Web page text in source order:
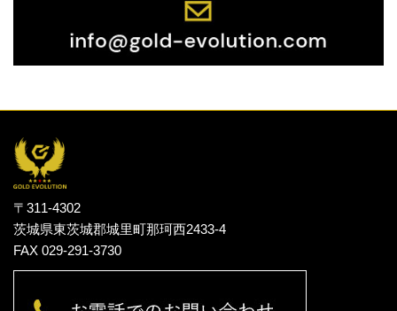
〒311-4302
茨城県東茨城郡城里町那珂西2433-4
FAX 029-291-3730